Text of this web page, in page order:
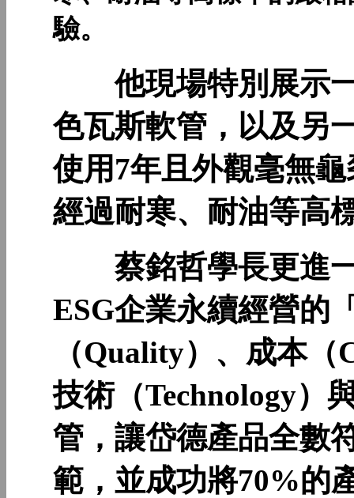
驗。
他現場特別展示一
色瓦斯軟管，以及另
使用7年且外觀毫無
經過耐寒、耐油等高
蔡銘哲學長更進一
ESG企業永續經營的
（Quality）、成本
技術（Technology）
管，讓岱德產品全數
範，並成功將70%的